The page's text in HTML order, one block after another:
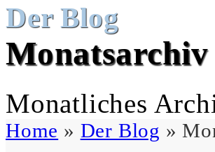
Der Blog
Monatsarchiv
Monatliches
Home » Der Blog »